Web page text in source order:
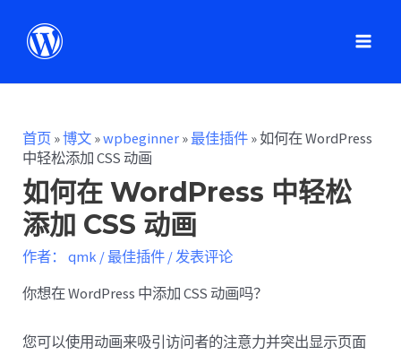
首页 »博文 »wpbeginner »最佳插件 »如何在 WordPress
中轻松添加 CSS 动画
如何在 WordPress 中轻松
添加 CSS 动画
作者： qmk /最佳插件 /发表评论
你想在 WordPress 中添加 CSS 动画吗？
您可以使用动画来吸引访问者的注意力并突出显示页面